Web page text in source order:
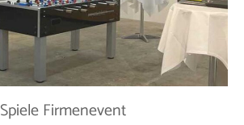
Spiele Firmenevent